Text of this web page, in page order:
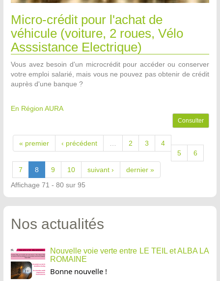
Micro-crédit pour l'achat de
véhicule (voiture, 2 roues, Vélo
Asssistance Electrique)
Vous avez besoin d'un microcrédit pour accéder ou conserver
votre emploi salarié, mais vous ne pouvez pas obtenir de crédit
auprès d'une banque ?
En Région AURA
Consulter
« premier ‹ précédent … 2 3
4
5
6
7 8 9 10 suivant ›
dernier »
Affichage 71 - 80 sur 95
Nos actualités
Nouvelle voie verte entre LE TEIL et ALBA LA
ROMAINE
Bonne nouvelle !